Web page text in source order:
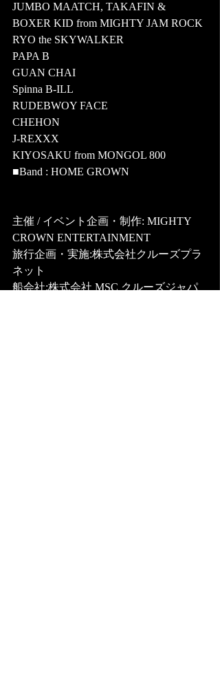
JUMBO MAATCH, TAKAFIN &
BOXER KID from MIGHTY JAM ROCK
RYO the SKYWALKER
PAPA B
GUAN CHAI
Spinna B-ILL
RUDEBWOY FACE
CHEHON
J-REXXX
KIYOSAKU from MONGOL 800
■Band : HOME GROWN
主催 / イベント企画・制作: MIGHTY
CROWN ENTERTAINMENT
旅行企画・実施:株式会社クルーズプラ
ネット
船会社:株式会社 MSC クルーズジャパ